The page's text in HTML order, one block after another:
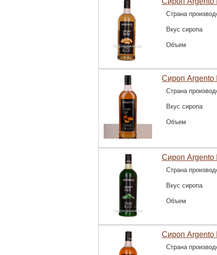
Страна
Вкус сиропа
Объем
Сироп Argento
Страна
Вкус сиропа
Объем
Сироп Argento
Страна
Вкус сиропа
Объем
Сироп Argento
Страна